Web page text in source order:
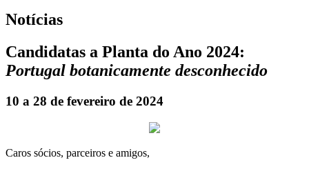
Notícias
Candidatas a Planta do Ano 2024:
Portugal botanicamente desconhecido
10 a 28 de fevereiro de 2024
Caros sócios, parceiros e amigos,